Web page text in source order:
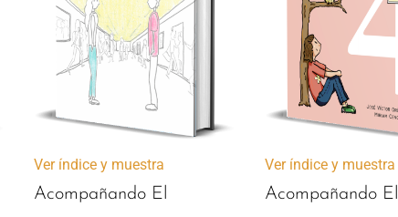
Ver índice y muestra
Acompañando El
Ver índice y muestra
Acompañando El